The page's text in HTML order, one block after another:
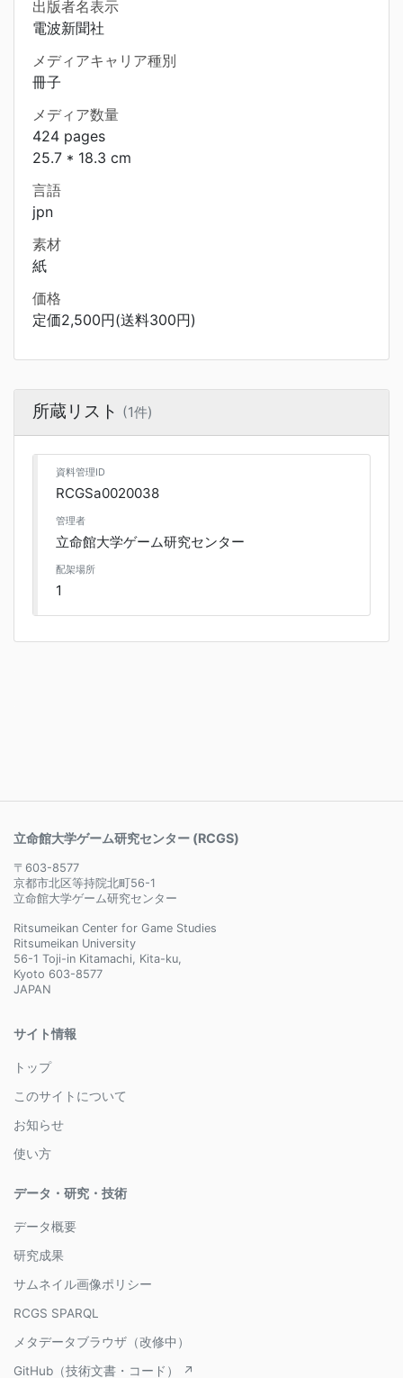
出版者名表示
電波新聞社
メディアキャリア種別
冊子
メディア数量
424 pages
25.7 * 18.3 cm
言語
jpn
素材
紙
価格
定価2,500円(送料300円)
所蔵リスト (1件)
資料管理ID
RCGSa0020038
管理者
立命館大学ゲーム研究センター
配架場所
1
立命館大学ゲーム研究センター (RCGS)
〒603-8577
京都市北区等持院北町56-1
立命館大学ゲーム研究センター
Ritsumeikan Center for Game Studies
Ritsumeikan University
56-1 Toji-in Kitamachi, Kita-ku,
Kyoto 603-8577
JAPAN
サイト情報
トップ
このサイトについて
お知らせ
使い方
データ・研究・技術
データ概要
研究成果
サムネイル画像ポリシー
RCGS SPARQL
メタデータブラウザ（改修中）
GitHub（技術文書・コード） ↗